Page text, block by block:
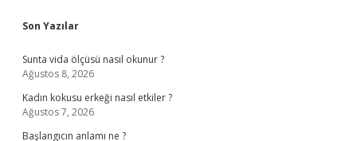
Sidebar
Son Yazılar
Sunta vida ölçüsü nasıl okunur ?
Ağustos 8, 2026
Kadın kokusu erkeği nasıl etkiler ?
Ağustos 7, 2026
Başlangıcın anlamı ne ?